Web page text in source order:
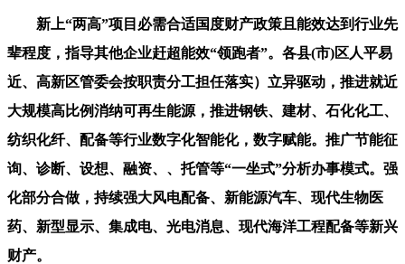
新上“两高”项目必需合适国度财产政策且能效达到行业先
辈程度，指导其他企业赶超能效“领跑者”。各县(市)区人平易
近、高新区管委会按职责分工担任落实）立异驱动，推进就近
大规模高比例消纳可再生能源，推进钢铁、建材、石化化工、
纺织化纤、配备等行业数字化智能化，数字赋能。推广节能征
询、诊断、设想、融资、、托管等“一坐式”分析办事模式。强
化部分合做，持续强大风电配备、新能源汽车、现代生物医
药、新型显示、集成电、光电消息、现代海洋工程配备等新兴
财产。